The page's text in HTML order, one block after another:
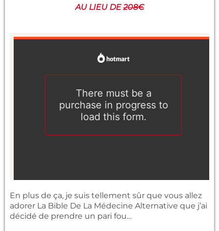
AU LIEU DE208€
En plus de ça, je suis tellement sûr que vous allez
adorer La Bible De La Médecine Alternative que j’ai
décidé de prendre un pari fou…